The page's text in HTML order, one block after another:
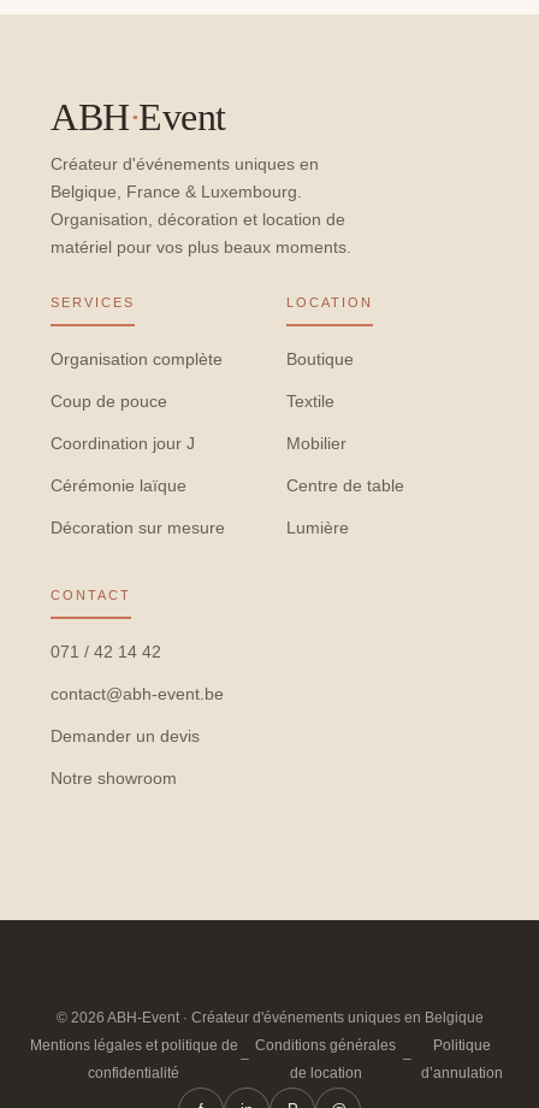
ABH·Event
Créateur d'événements uniques en
Belgique, France & Luxembourg.
Organisation, décoration et location de
matériel pour vos plus beaux moments.
SERVICES
Organisation complète
Coup de pouce
Coordination jour J
Cérémonie laïque
Décoration sur mesure
LOCATION
Boutique
Textile
Mobilier
Centre de table
Lumière
CONTACT
071 / 42 14 42
contact@abh-event.be
Demander un devis
Notre showroom
© 2026 ABH-Event · Créateur d'événements uniques en Belgique
Mentions légales et politique de
confidentialité
–
Conditions générales
de location
–
Politique
d’annulation